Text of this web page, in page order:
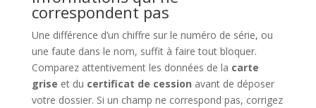
correspondent pas
Une différence d’un chiffre sur le numéro de série, ou
une faute dans le nom, suffit à faire tout bloquer.
Comparez attentivement les données de la carte
grise et du certificat de cession avant de déposer
votre dossier. Si un champ ne correspond pas, corrigez